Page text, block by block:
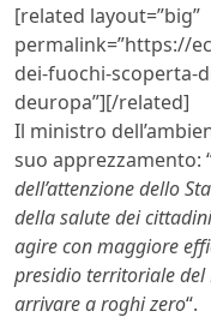
[related layout=”big”
permalink=”https://
dei-fuochi-scoperta-
deuropa”][/related]
Il ministro
suo apprezzamento:
dell’attenzione dello
della salute dei
agire con maggiore
presidio territoriale del
arrivare a roghi zero“.